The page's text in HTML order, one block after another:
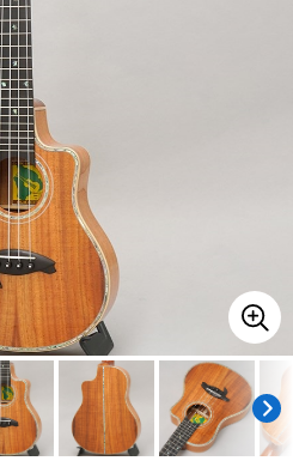
エフェクター
DTM
レコーディング機器